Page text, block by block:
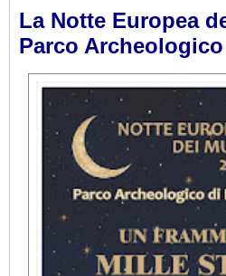
La Notte Europea
Parco